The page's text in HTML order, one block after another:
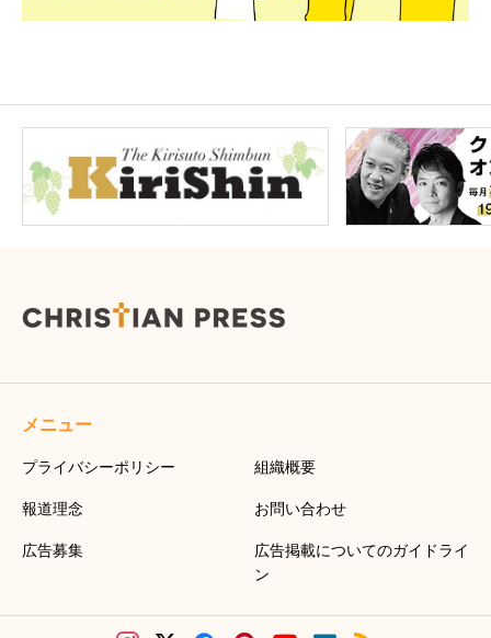
メニュー
プライバシーポリシー 組織概要
報道理念 お問い合わせ
広告募集
広告掲載についてのガイドライ
ン